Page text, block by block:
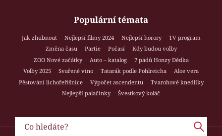
Populární témata
Jak zhubnout Nejlepší filmy 2024 Nejlepší horory
TV program
Změna času
Partie Počasí
Kdy budou volby
ZOO Nové začátky
Auto – katalog
7 pádů Honzy Dědka
Volby 2025
Svařené víno Tatarák podle Pohlreicha
Aloe vera
Pěstování lichořeřišnice
Výpočet ascendentu
Tvarohové knedlíky
Nejlepší palačinky
Švestkový koláč